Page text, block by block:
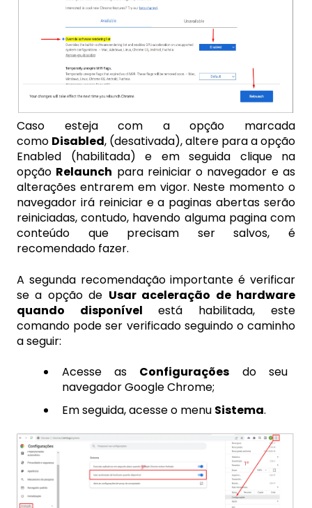
Caso esteja com a opção marcada
como Disabled, (desativada), altere para a opção
Enabled (habilitada) e em seguida clique na
opção Relaunch para reiniciar o navegador e as
alterações entrarem em vigor. Neste momento o
navegador irá reiniciar e a paginas abertas serão
reiniciadas, contudo, havendo alguma pagina com
conteúdo que precisam ser salvos, é
recomendado fazer.
A segunda recomendação importante é verificar
se a opção de Usar aceleração de hardware
quando disponível está habilitada, este
comando pode ser verificado seguindo o caminho
a seguir:
Acesse as Configurações do seu
navegador Google Chrome;
Em seguida, acesse o menu Sistema.